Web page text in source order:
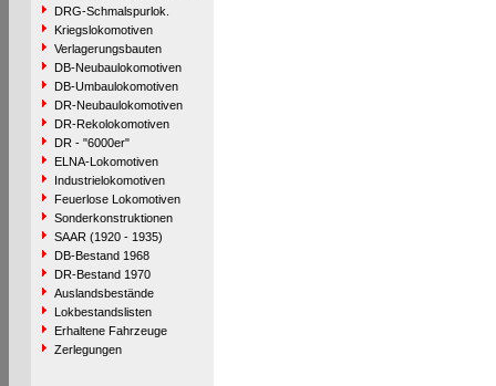
DRG-Schmalspurlok.
Kriegslokomotiven
Verlagerungsbauten
DB-Neubaulokomotiven
DB-Umbaulokomotiven
DR-Neubaulokomotiven
DR-Rekolokomotiven
DR - "6000er"
ELNA-Lokomotiven
Industrielokomotiven
Feuerlose Lokomotiven
Sonderkonstruktionen
SAAR (1920 - 1935)
DB-Bestand 1968
DR-Bestand 1970
Auslandsbestände
Lokbestandslisten
Erhaltene Fahrzeuge
Zerlegungen